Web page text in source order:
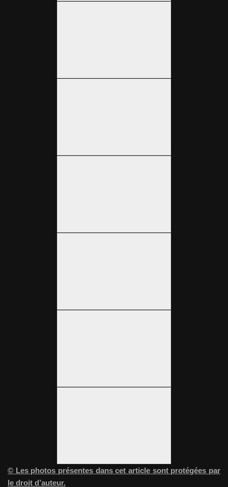
© Les photos présentes dans cet article sont protégées par
le droit d’auteur.